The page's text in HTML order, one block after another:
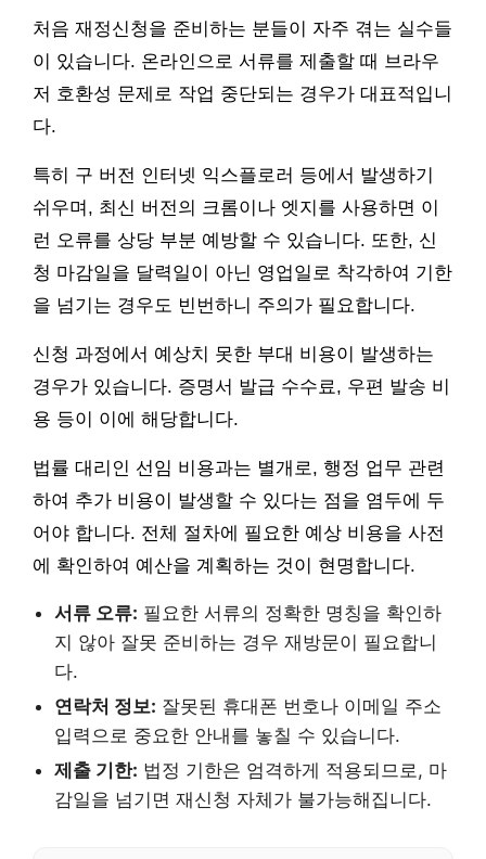
처음 재정신청을 준비하는 분들이 자주 겪는 실수들
이 있습니다. 온라인으로 서류를 제출할 때 브라우
저 호환성 문제로 작업 중단되는 경우가 대표적입니
다.
특히 구 버전 인터넷 익스플로러 등에서 발생하기
쉬우며, 최신 버전의 크롬이나 엣지를 사용하면 이
런 오류를 상당 부분 예방할 수 있습니다. 또한, 신
청 마감일을 달력일이 아닌 영업일로 착각하여 기한
을 넘기는 경우도 빈번하니 주의가 필요합니다.
신청 과정에서 예상치 못한 부대 비용이 발생하는
경우가 있습니다. 증명서 발급 수수료, 우편 발송 비
용 등이 이에 해당합니다.
법률 대리인 선임 비용과는 별개로, 행정 업무 관련
하여 추가 비용이 발생할 수 있다는 점을 염두에 두
어야 합니다. 전체 절차에 필요한 예상 비용을 사전
에 확인하여 예산을 계획하는 것이 현명합니다.
서류 오류: 필요한 서류의 정확한 명칭을 확인하
지 않아 잘못 준비하는 경우 재방문이 필요합니
다.
연락처 정보: 잘못된 휴대폰 번호나 이메일 주소
입력으로 중요한 안내를 놓칠 수 있습니다.
제출 기한: 법정 기한은 엄격하게 적용되므로, 마
감일을 넘기면 재신청 자체가 불가능해집니다.